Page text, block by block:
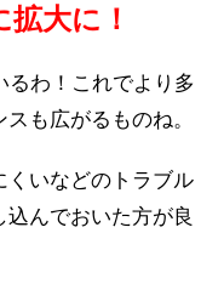
大に！
るわ！これでより多
も広がるものね。
くいなどのトラブル
んでおいた方が良